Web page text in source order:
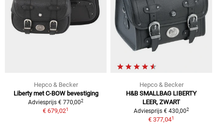
Hepco & Becker
Liberty met C-BOW bevestiging
Adviesprijs € 770,002
€ 679,021
Hepco & Becker
H&B SMALLBAG LIBERTY
LEER, ZWART
Adviesprijs € 430,002
€ 377,041